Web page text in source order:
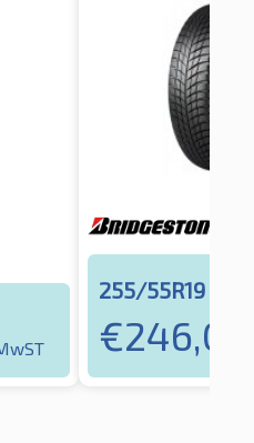
255/55R19 111H
€246,01